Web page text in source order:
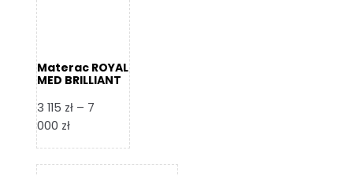
Materac ROYAL
MED BRILLIANT
3 115 zł – 7
000 złZakres
od